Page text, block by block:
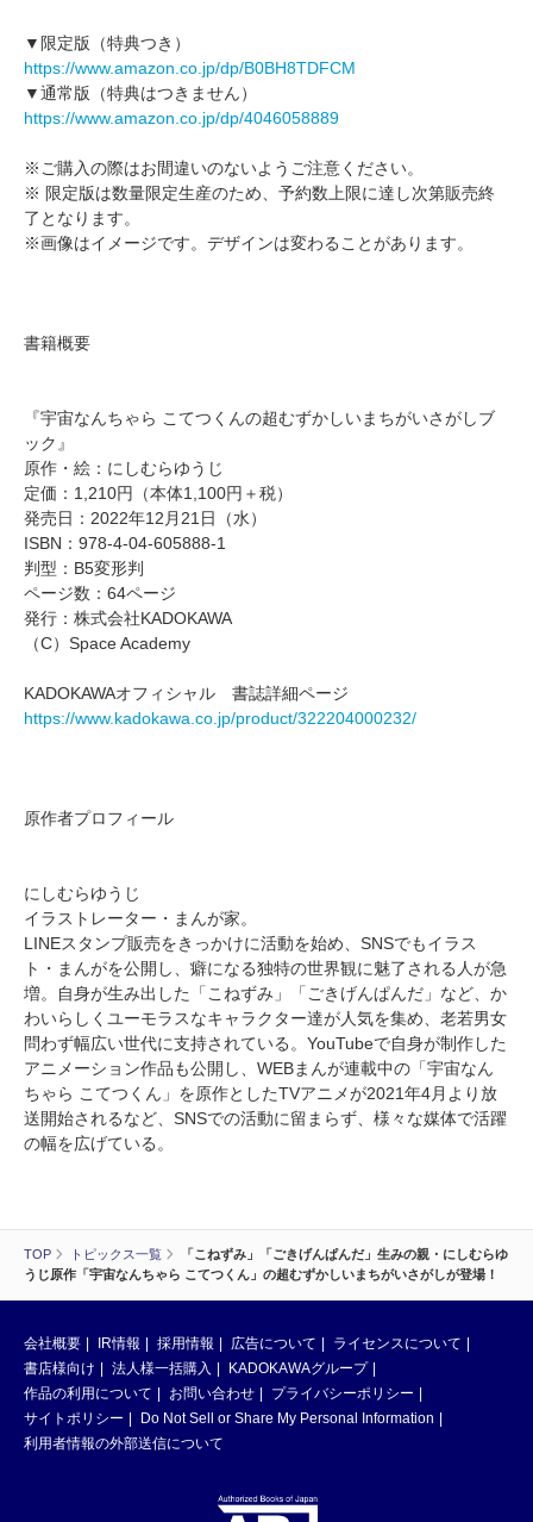
TOP トピックス一覧
「こねずみ」「ごきげんぱんだ」生みの親・にしむらゆ
うじ原作「宇宙なんちゃら こてつくん」の超むずかしいまちがいさがしが登場！
▼限定版（特典つき）
https://www.amazon.co.jp/dp/B0BH8TDFCM
▼通常版（特典はつきません）
https://www.amazon.co.jp/dp/4046058889
※ご購入の際はお間違いのないようご注意ください。
※ 限定版は数量限定生産のため、予約数上限に達し次第販売終
了となります。
※画像はイメージです。デザインは変わることがあります。
書籍概要
『宇宙なんちゃら こてつくんの超むずかしいまちがいさがしブ
ック』
原作・絵：にしむらゆうじ
定価：1,210円（本体1,100円＋税）
発売日：2022年12月21日（水）
ISBN：978-4-04-605888-1
判型：B5変形判
ページ数：64ページ
発行：株式会社KADOKAWA
（C）Space Academy
KADOKAWAオフィシャル 書誌詳細ページ
https://www.kadokawa.co.jp/product/322204000232/
原作者プロフィール
にしむらゆうじ
イラストレーター・まんが家。
LINEスタンプ販売をきっかけに活動を始め、SNSでもイラス
ト・まんがを公開し、癖になる独特の世界観に魅了される人が急
増。自身が生み出した「こねずみ」「ごきげんぱんだ」など、か
わいらしくユーモラスなキャラクター達が人気を集め、老若男女
問わず幅広い世代に支持されている。YouTubeで自身が制作した
アニメーション作品も公開し、WEBまんが連載中の「宇宙なん
ちゃら こてつくん」を原作としたTVアニメが2021年4月より放
送開始されるなど、SNSでの活動に留まらず、様々な媒体で活躍
の幅を広げている。
会社概要 IR情報 採用情報 広告について
ライセンスについて
書店様向け
法人様一括購入
KADOKAWAグループ
作品の利用について
お問い合わせ
プライバシーポリシー
サイトポリシー
Do Not Sell or Share My Personal Information
利用者情報の外部送信について